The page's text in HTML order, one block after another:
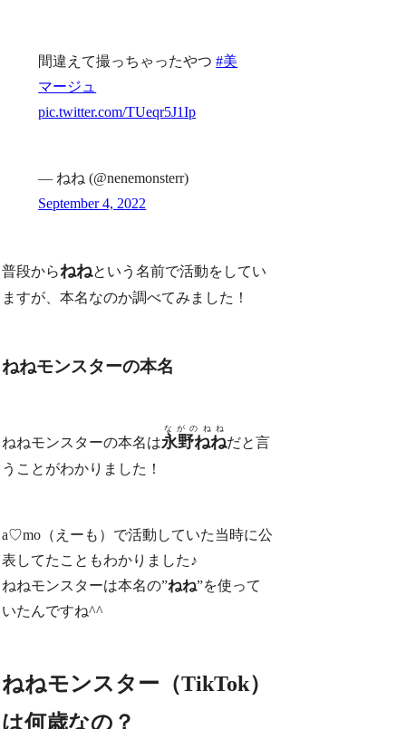
間違えて撮っちゃったやつ#美
マージュ
pic.twitter.com/TUeqr5J1Ip
— ねね (@nenemonsterr)
September 4, 2022
普段からねねという名前で活動をしてい
ますが、本名なのか調べてみました！
ねねモンスターの本名
ねねモンスターの本名は永野ねね
ながのねね
だと言
うことがわかりました！
a♡mo（えーも）で活動していた当時に公
表してたこともわかりました♪
ねねモンスターは本名の”ねね”を使って
いたんですね^^
ねねモンスター（TikTok）
は何歳なの？